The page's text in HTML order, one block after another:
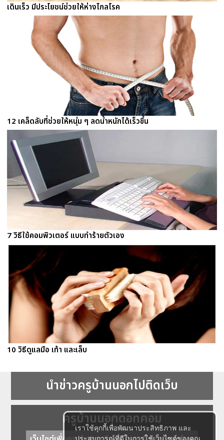
เราใช้คุกกี้เพื่อพัฒนาประสิทธิภาพ และ
เดินเร็ว มีประโยชน์ช่วยให้ห่างไกลโรค
12 เคล็ดลับที่ช่วยให้หนุ่ม ๆ ลดน้ำหนักได้เร็วขึ้น
7 วิธีใช้คอมพิวเตอร์ แบบทำร้ายตัวเอง
10 วิธีดูแลมือ เท้า และเล็บ
นำข่าวครูบ้านนอกไปติดเว็บ
ครูบ้านนอกดอทคอม